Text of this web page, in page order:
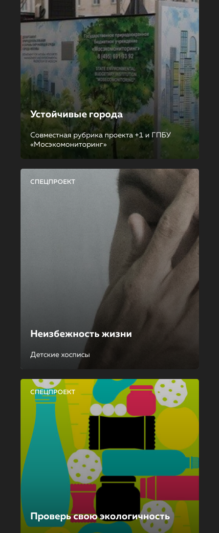
Устойчивые города
Совместная рубрика проекта +1 и ГПБУ
«Мосэкомониторинг»
СПЕЦПРОЕКТ
Неизбежность жизни
Детские хосписы
СПЕЦПРОЕКТ
Проверь свою экологичность